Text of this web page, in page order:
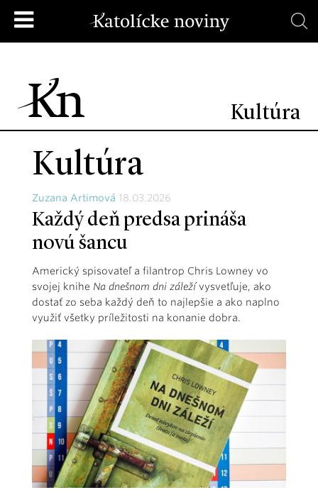
Kultúra
Kultúra
Zuzana Artimová 18.03.2026
Každý deň predsa prináša
novú šancu
Americký spisovateľ a filantrop Chris Lowney vo
svojej knihe Na dnešnom dni záležívysvetľuje, ako
dostať zo seba každý deň to najlepšie a ako naplno
využiť všetky príležitosti na konanie dobra.